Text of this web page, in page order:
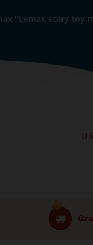
"Lemax scary toy
U